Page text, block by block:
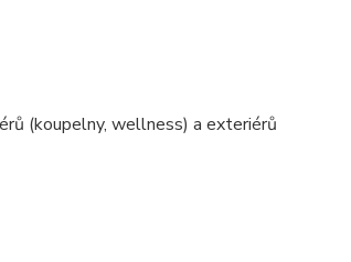
(koupelny, wellness) a exteriérů